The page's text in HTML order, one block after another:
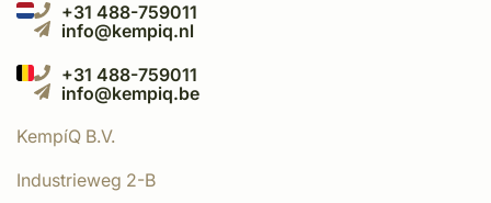
+31 488-759011
info@kempiq.nl
+31 488-759011
info@kempiq.be
KempíQ B.V.
Industrieweg 2-B